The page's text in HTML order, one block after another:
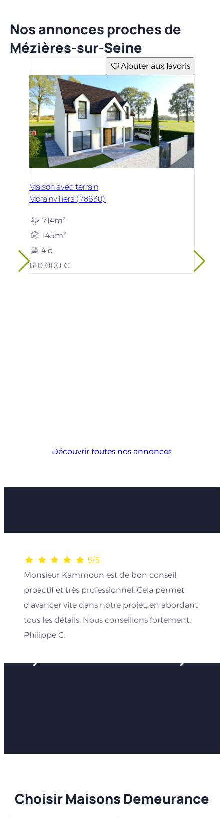
Nos annonces proches de
Mézières-sur-Seine
Ajouter aux favoris
Maison avec terrain
Morainvilliers (78630)
714m²
145m²
4 c.
610 000 €
Découvrir toutes nos annonces
5/5
Monsieur Kammoun est de bon conseil,
proactif et très professionnel. Cela permet
d’avancer vite dans notre projet, en abordant
tous les détails. Nous conseillons fortement.
Philippe C.
Choisir Maisons Demeurance